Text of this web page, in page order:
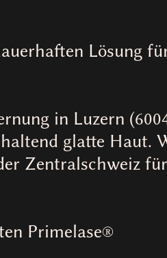
Lösung
in Luzern
glatte Haut.
Zentralschweiz für
Primelase®